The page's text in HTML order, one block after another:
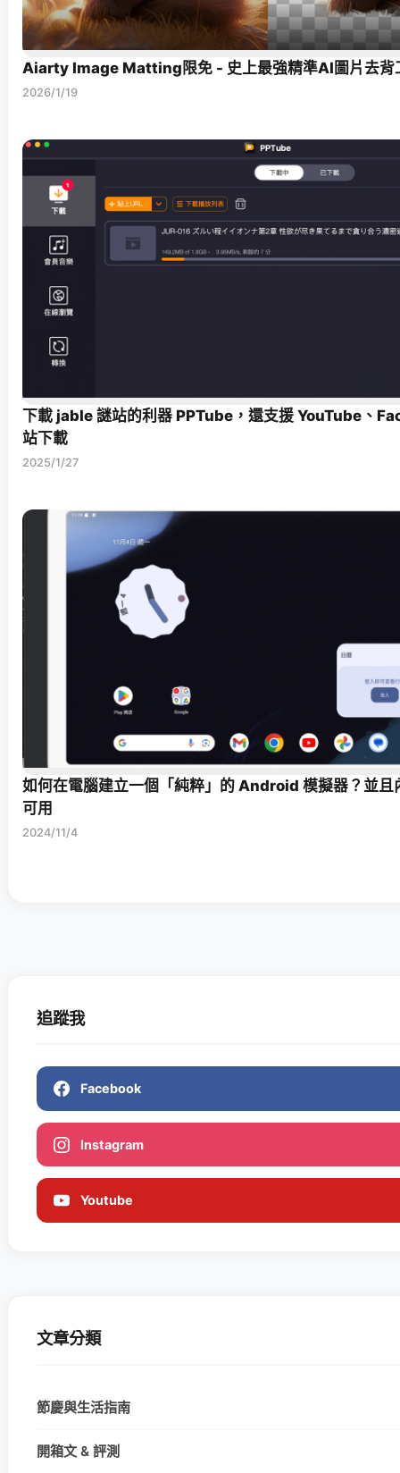
Aiarty Image Matting限免 - 史上最強精準AI圖片去背
2026/1/19
下載 jable 謎站的利器 PPTube，還支援 YouTube、
站下載
2025/1/27
如何在電腦建立一個「純粹」的 Android 模擬器？並
可用
2024/11/4
追蹤我
Facebook
Instagram
Youtube
文章分類
節慶與生活指南
開箱文 & 評測